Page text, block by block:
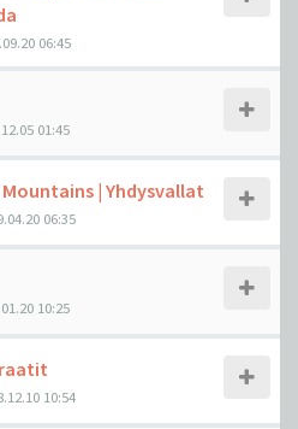
06:45
01:45
Mountains | Yhdysvallat
06:35
10:25
10:54